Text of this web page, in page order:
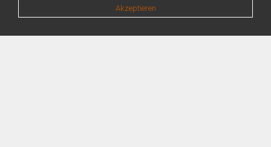
Akzeptieren